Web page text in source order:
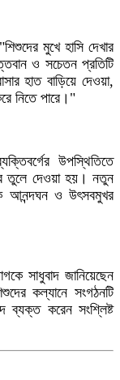
মুখে হাসি দেখার
ও সচেতন প্রতিটি
হাত বাড়িয়ে দেওয়া,
নিতে পারে।"
উপস্থিতিতে
তুলে দেওয়া হয়। নতুন
আনন্দঘন ও উৎসবমুখর
সাধুবাদ জানিয়েছেন
কল্যানে সংগঠনটি
ব্যক্ত করেন সংশ্লিষ্ট